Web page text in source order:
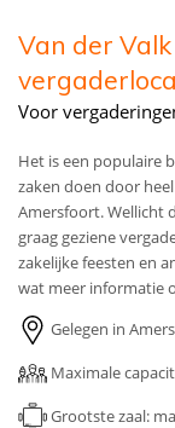
Van der
Voor
Het is een populaire
zaken doen door
Amersfoort. Wellicht
graag geziene
zakelijke feesten en
wat meer informatie
Gelegen in
Maximale
Grootste zaal: